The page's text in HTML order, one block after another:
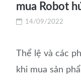
mua Robot
14/09/2022
Thể lệ và các
khi mua sản